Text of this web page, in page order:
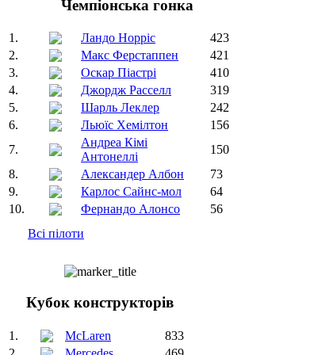
Чемпіонська гонка
1. Ландо Норріс
423
2.
Макс Ферстаппен
421
3.
Оскар Піастрі
410
4.
Джордж Расселл
319
5.
Шарль Леклер
242
6.
Льюїс Хемілтон
156
7.
Андреа Кімі
Антонеллі
150
8.
Александер Албон
73
9.
Карлос Сайнс-мол
64
10.
Фернандо Алонсо
56
Всі пілоти
Кубок конструкторів
1. McLaren
833